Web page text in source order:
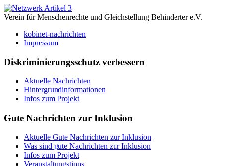
Verein für Menschenrechte und Gleichstellung Behinderter e.V.
kobinet-nachrichten
Impressum
Diskriminierungsschutz verbessern
Aktuelle Nachrichten
Hintergrundinformationen
Infos zum Projekt
Gute Nachrichten zur Inklusion
Aktuelle Gute Nachrichten zur Inklusion
Was sind gute Nachrichten zur Inklusion
Infos zum Projekt
Veranstaltungstipps